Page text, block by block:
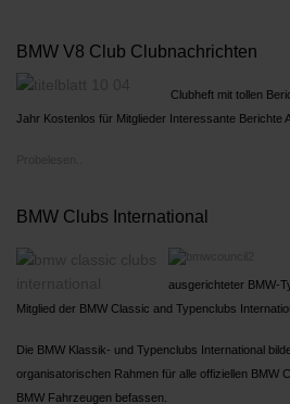
BMW V8 Club Clubnachrichten
Clubheft mit tollen
Jahr Kostenlos für Mitglieder Interessante Berichte
BMW Clubs International
ausgerichteter BMW-
Mitglied der BMW Classic and Typenclubs
Die BMW Klassik- und Typenclubs International
organisatorischen Rahmen für alle offiziellen BMW
BMW Fahrzeugen befassen.